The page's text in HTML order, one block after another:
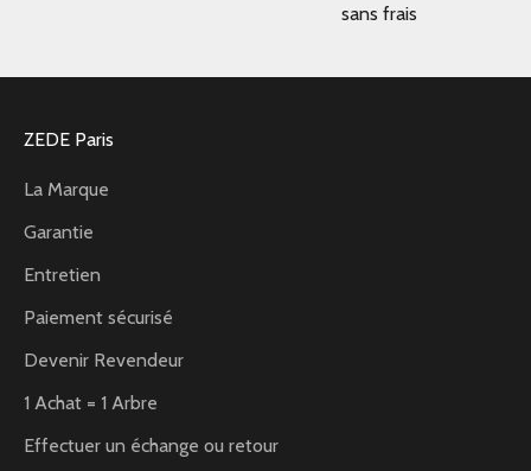
sans frais
ZEDE Paris
La Marque
Garantie
Entretien
Paiement sécurisé
Devenir Revendeur
1 Achat = 1 Arbre
Effectuer un échange ou retour